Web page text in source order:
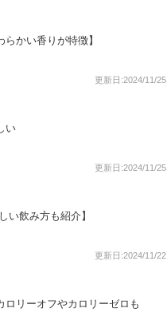
かい香りが特徴】
更新日:2024/11/25
い
更新日:2024/11/25
い飲み方も紹介】
更新日:2024/11/22
リーオフやカロリーゼロも